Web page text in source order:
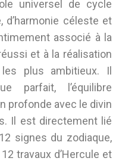
universel de cycle
d’harmonie céleste et
associé à la
et à la réalisation
plus ambitieux. Il
parfait, l’équilibre
profonde avec le divin
Il est directement lié
signes du zodiaque,
travaux d’Hercule et